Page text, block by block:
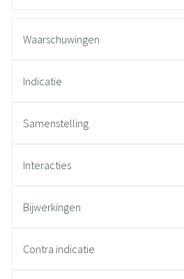
Waarschuwingen
Indicatie
Samenstelling
Interacties
Bijwerkingen
Contra indicatie